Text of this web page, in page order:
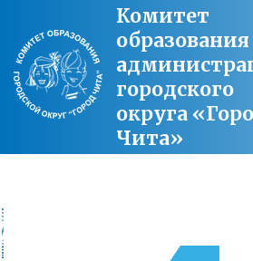
Комитет
образования
городского
округа
Чита»